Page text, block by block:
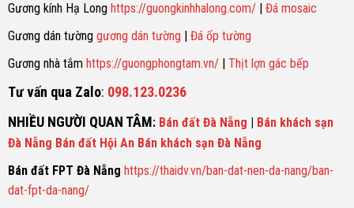
Gương kính Hạ Long https://guongkinhhalong.com/| Đá mosaic
Gương dán tường gương dán tường | Đá ốp tường
Gương nhà tắm https://guongphongtam.vn/| Thịt lợn gác bếp
Tư vấn qua Zalo: 098.123.0236
NHIỀU NGƯỜI QUAN TÂM: Bán đất Đà Nẵng | Bán khách sạn
Đà Nẵng Bán đất Hội An Bán khách sạn Đà Nẵng
Bán đất FPT Đà Nẵng https://thaidv.vn/ban-dat-nen-da-nang/ban-
dat-fpt-da-nang/